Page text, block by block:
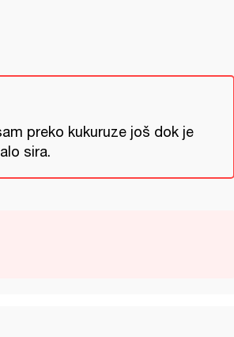
preko kukuruze još dok je
sira.